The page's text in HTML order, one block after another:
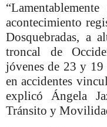
acontecimiento
Dosquebradas, a
troncal de
jóvenes de 23 y 19
en accidentes
explicó Ángela
Tránsito y